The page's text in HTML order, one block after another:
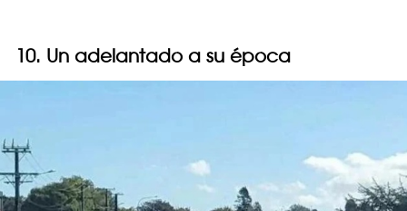
10. Un adelantado a su época